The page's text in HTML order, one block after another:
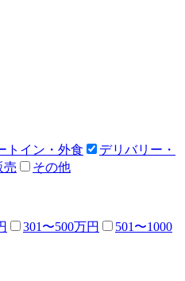
トイン・外食
デリバリー・
売 その他
301〜500万円
501〜1000